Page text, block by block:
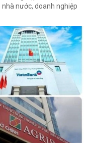
nước, doanh nghiệp